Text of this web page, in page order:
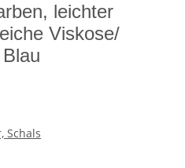
leichter
Viskose/
Schals